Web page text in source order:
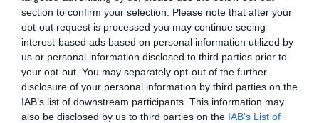
section to confirm your selection. Please note that after your
opt-out request is processed you may continue seeing
interest-based ads based on personal information utilized by
us or personal information disclosed to third parties prior to
your opt-out. You may separately opt-out of the further
disclosure of your personal information by third parties on the
IAB’s list of downstream participants. This information may
also be disclosed by us to third parties on the IAB’s List of
proximité des restaurants, des bars et des autres lieux
branchés de la ville.
Si vous aimez le farniente et les activités nautiques, la
grande plage de Salou ne se trouve qu’à 200 mètres du
logement.